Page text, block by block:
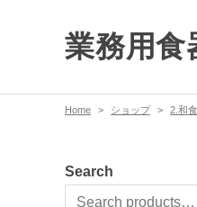
業務用食
Home ショップ 2.和
Search